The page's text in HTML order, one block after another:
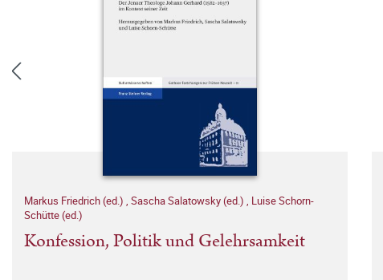
Markus Friedrich (ed.) , Sascha Salatowsky (ed.) , Luise Schorn-
Schütte (ed.)
Konfession, Politik und Gelehrsamkeit